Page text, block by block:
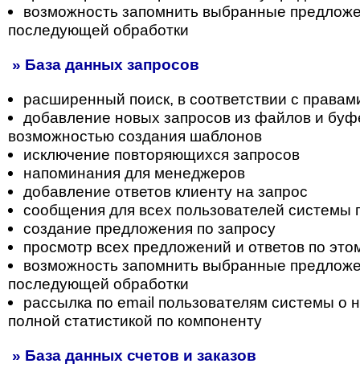
возможность запомнить выбранные
последующей обработки
» База данных запросов
расширенный поиск, в соответствии с
добавление новых запросов из файлов и
возможностью создания шаблонов
исключение повторяющихся запросов
напоминания для менеджеров
добавление ответов клиенту на запрос
сообщения для всех пользователей системы
создание предложения по запросу
просмотр всех предложений и ответов по
возможность запомнить выбранные
последующей обработки
рассылка по email пользователям системы о
полной статистикой по компоненту
» База данных счетов и заказов